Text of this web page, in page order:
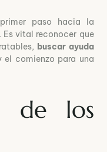
paso hacia la
. Es vital reconocer que
buscar ayuda
comienzo para una
de los